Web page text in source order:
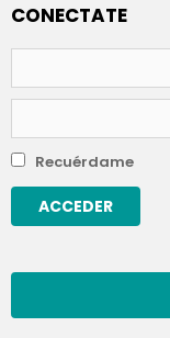
CONECTATE
de
usuario
Recuérdame